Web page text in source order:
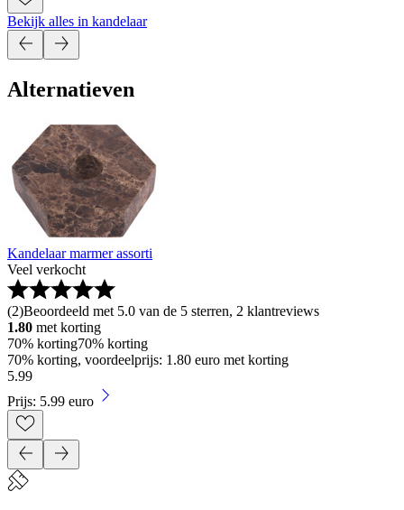
Bekijk alles in kandelaar
Alternatieven
Kandelaar marmer assorti
Veel verkocht
(2)Beoordeeld met 5.0 van de 5 sterren, 2 klantreviews
1.80 met korting
70% korting70% korting
70% korting, voordeelprijs: 1.80 euro met korting
5.99
Prijs: 5.99 euro